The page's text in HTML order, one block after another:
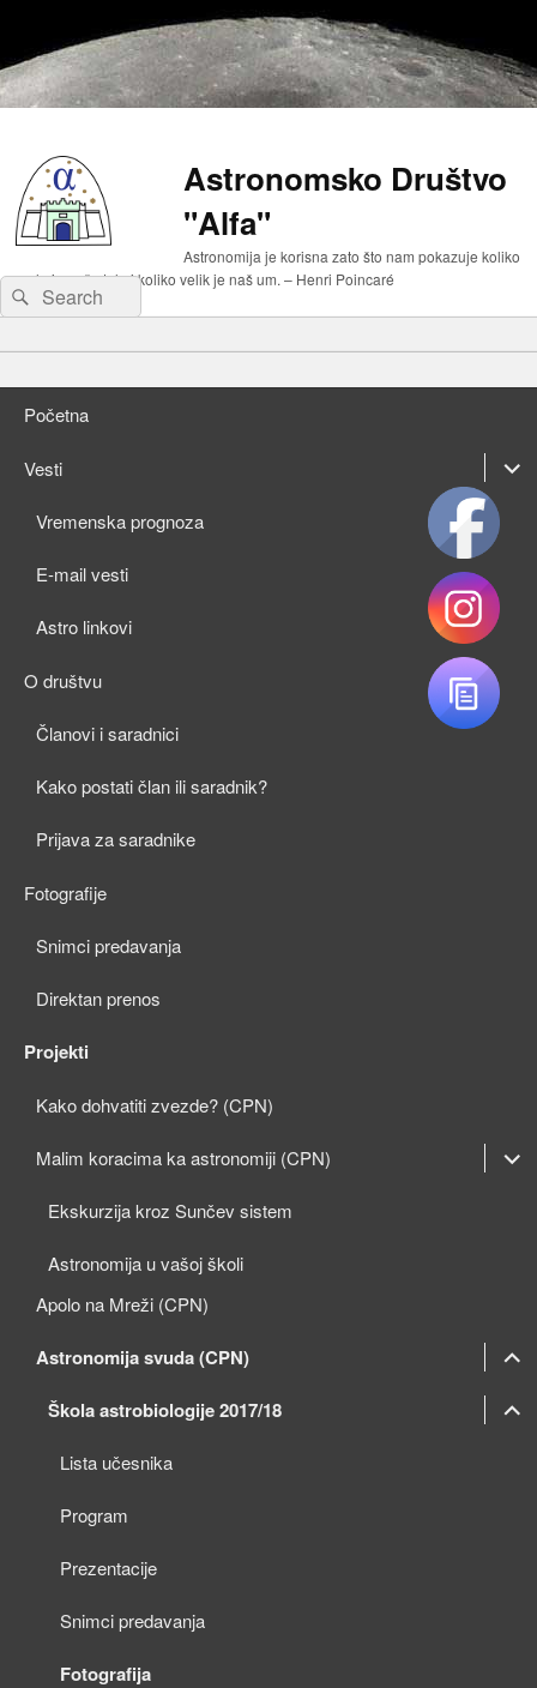
Astronomsko Društvo
"Alfa"
Astronomija je korisna zato što nam pokazuje koliko
malo je naše telo i koliko velik je naš um. – Henri Poincaré
Search
for:
Search
menuSkip
content
Skip
to
Početna
Vesti
child
menu
Vremenska prognoza
E-mail vesti
Astro linkovi
O društvu
child
menu
Članovi i saradnici
Kako postati član ili saradnik?
Prijava za saradnike
Fotografije
Snimci predavanja
Direktan prenos
Projekti
Kako dohvatiti zvezde? (CPN)
Malim koracima ka astronomiji (CPN)
Ekskurzija kroz Sunčev sistem
Astronomija u vašoj školi
Apolo na Mreži (CPN)
Astronomija svuda (CPN)
menu
Škola astrobiologije 2017/18
Lista učesnika
Program
Prezentacije
Snimci predavanja
Fotografija